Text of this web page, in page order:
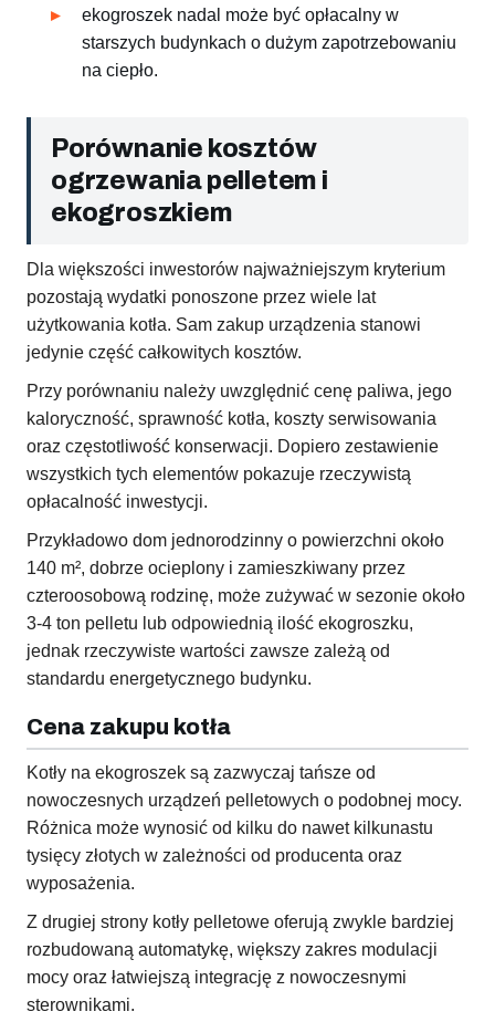
ekogroszek nadal może być opłacalny w
starszych budynkach o dużym zapotrzebowaniu
na ciepło.
Porównanie kosztów
ogrzewania pelletem i
ekogroszkiem
Dla większości inwestorów najważniejszym kryterium
pozostają wydatki ponoszone przez wiele lat
użytkowania kotła. Sam zakup urządzenia stanowi
jedynie część całkowitych kosztów.
Przy porównaniu należy uwzględnić cenę paliwa, jego
kaloryczność, sprawność kotła, koszty serwisowania
oraz częstotliwość konserwacji. Dopiero zestawienie
wszystkich tych elementów pokazuje rzeczywistą
opłacalność inwestycji.
Przykładowo dom jednorodzinny o powierzchni około
140 m², dobrze ocieplony i zamieszkiwany przez
czteroosobową rodzinę, może zużywać w sezonie około
3-4 ton pelletu lub odpowiednią ilość ekogroszku,
jednak rzeczywiste wartości zawsze zależą od
standardu energetycznego budynku.
Cena zakupu kotła
Kotły na ekogroszek są zazwyczaj tańsze od
nowoczesnych urządzeń pelletowych o podobnej mocy.
Różnica może wynosić od kilku do nawet kilkunastu
tysięcy złotych w zależności od producenta oraz
wyposażenia.
Z drugiej strony kotły pelletowe oferują zwykle bardziej
rozbudowaną automatykę, większy zakres modulacji
mocy oraz łatwiejszą integrację z nowoczesnymi
sterownikami.